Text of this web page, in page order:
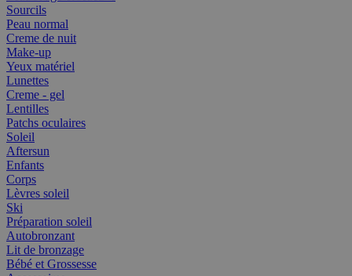
Sourcils
Peau normal
Creme de nuit
Make-up
Yeux matériel
Lunettes
Creme - gel
Lentilles
Patchs oculaires
Soleil
Aftersun
Enfants
Corps
Lèvres soleil
Ski
Préparation soleil
Autobronzant
Lit de bronzage
Bébé et Grossesse